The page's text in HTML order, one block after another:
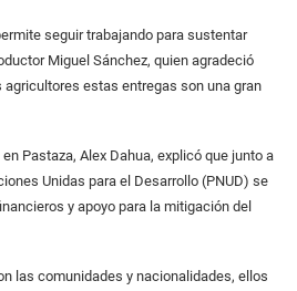
seguir trabajando para sustentar
Miguel Sánchez, quien agradeció
estas entregas son una gran
Pastaza, Alex Dahua, explicó que junto a
Unidas para el Desarrollo (PNUD) se
y apoyo para la mitigación del
las comunidades y nacionalidades, ellos